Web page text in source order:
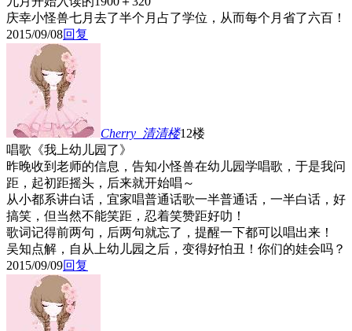
庆幸小怪兽七月去了半个月占了学位，从而每个月省了六百！
2015/09/08回复
Cherry_清清楼12楼
唱歌《我上幼儿园了》
昨晚收到老师的信息，告知小怪兽在幼儿园学唱歌，于是我问
距，起初距摇头，后来就开始唱～
从小都系讲白话，宜家唱普通话歌一半普通话，一半白话，好
搞笑，但当然不能笑距，忍着笑赞距好叻！
歌词记得前两句，后两句就忘了，提醒一下都可以唱出来！
吴知点解，自从上幼儿园之后，变得好怕丑！你们的娃会吗？
2015/09/09回复